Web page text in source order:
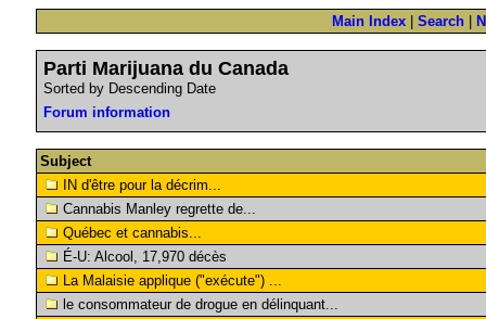
Main Index Search
Parti Marijuana du Canada
Sorted by Descending Date
Forum information
Subject
IN d'être pour la décrim...
Cannabis Manley regrette de...
Québec et cannabis...
É-U: Alcool, 17,970 décès
La Malaisie applique ("exécute") ...
le consommateur de drogue en délinquant...